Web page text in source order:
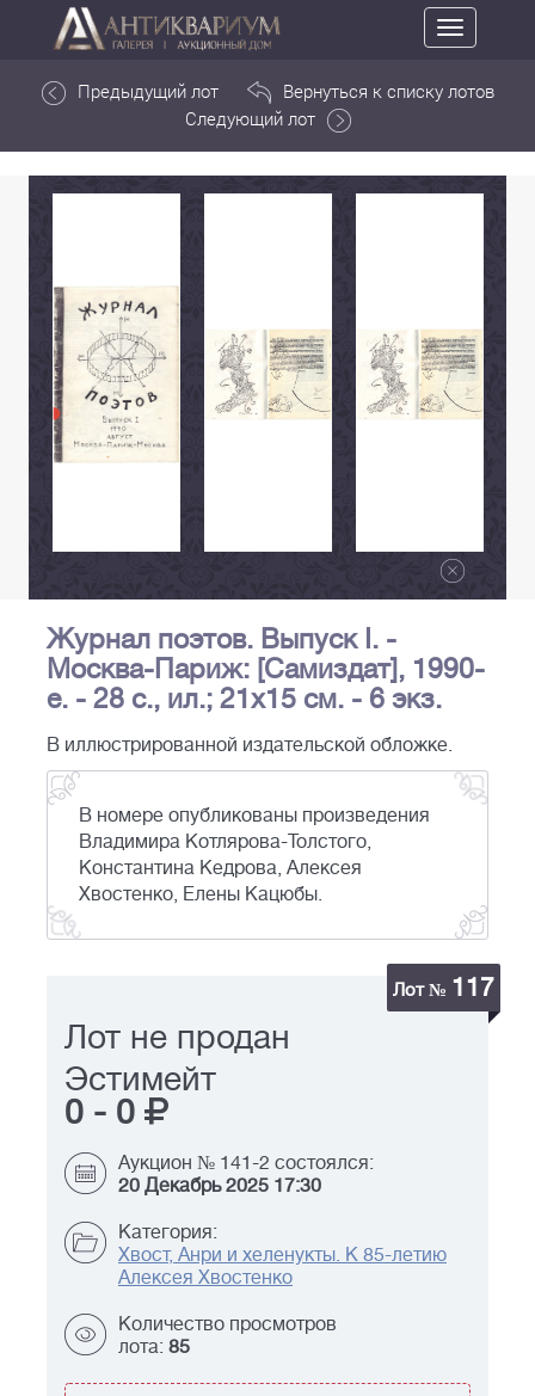
Toggle
navigation
Предыдущий лот
Вернуться к списку лотов
Следующий лот
Журнал поэтов. Выпуск I. -
Москва-Париж: [Самиздат], 1990-
е. - 28 с., ил.; 21x15 см. - 6 экз.
В иллюстрированной издательской обложке.
В номере опубликованы произведения
Владимира Котлярова-Толстого,
Константина Кедрова, Алексея
Хвостенко, Елены Кацюбы.
Лот № 117
Лот не продан
Эстимейт
0 - 0
Аукцион № 141-2 состоялся:
20 Декабрь 2025 17:30
Категория:
Хвост, Анри и хеленукты. К 85-летию
Алексея Хвостенко
Количество просмотров
лота: 85